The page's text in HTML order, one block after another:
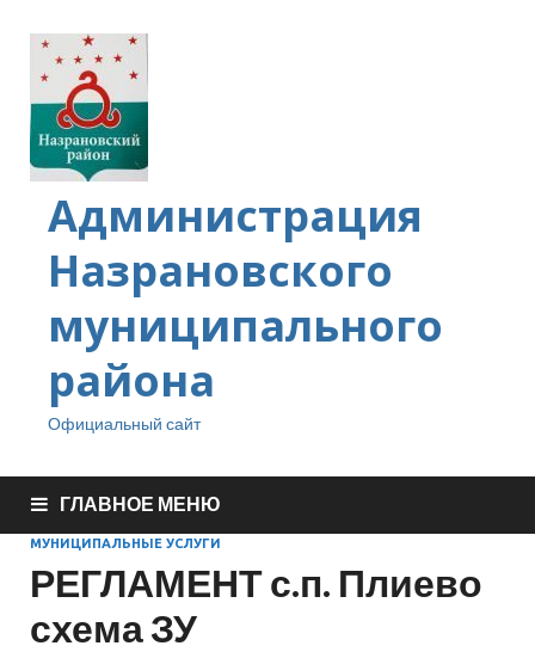
Администрация
Назрановского
муниципального
района
Официальный сайт
ГЛАВНОЕ МЕНЮ
МУНИЦИПАЛЬНЫЕ УСЛУГИ
РЕГЛАМЕНТ с.п. Плиево
схема ЗУ